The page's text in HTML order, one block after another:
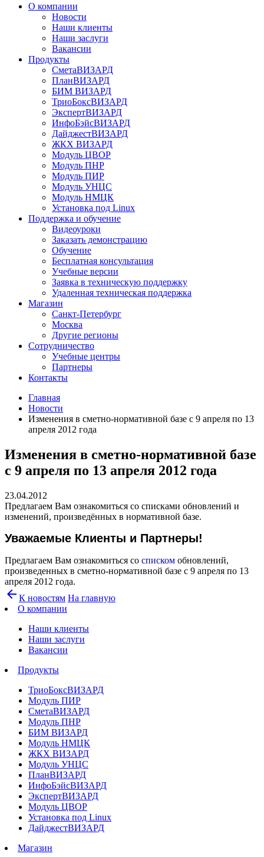
О компании
Новости
Наши клиенты
Наши заслуги
Вакансии
Продукты
СметаВИЗАРД
ПланВИЗАРД
БИМ ВИЗАРД
ТриоБоксВИЗАРД
ЭкспертВИЗАРД
ИнфоБэйсВИЗАРД
ДайджестВИЗАРД
ЖКХ ВИЗАРД
Модуль ЦВОР
Модуль ПНР
Модуль ПИР
Модуль УНЦС
Модуль НМЦК
Установка под Linux
Поддержка и обучение
Видеоуроки
Заказать демонстрацию
Обучение
Бесплатная консультация
Учебные версии
Заявка в техническую поддержку
Удаленная техническая поддержка
Магазин
Санкт-Петербург
Москва
Другие регионы
Сотрудничество
Учебные центры
Партнеры
Контакты
Главная
Новости
Изменения в сметно-нормативной базе c 9 апреля по 13
апреля 2012 года
Изменения в сметно-нормативной базе
c 9 апреля по 13 апреля 2012 года
23.04.2012
Предлагаем Вам ознакомиться со списками обновлений и
изменений, произведённых в нормативной базе.
Уважаемые Клиенты и Партнеры!
Предлагаем Вам ознакомиться со списком обновлений,
произведенных в сметно-нормативной базе c 9 апреля по 13
апреля 2012 года.
arrow_back К новостям На главную
О компании
Наши клиенты
Наши заслуги
Вакансии
Продукты
ТриоБоксВИЗАРД
Модуль ПИР
СметаВИЗАРД
Модуль ПНР
БИМ ВИЗАРД
Модуль НМЦК
ЖКХ ВИЗАРД
Модуль УНЦС
ПланВИЗАРД
ИнфоБэйсВИЗАРД
ЭкспертВИЗАРД
Модуль ЦВОР
Установка под Linux
ДайджестВИЗАРД
Магазин